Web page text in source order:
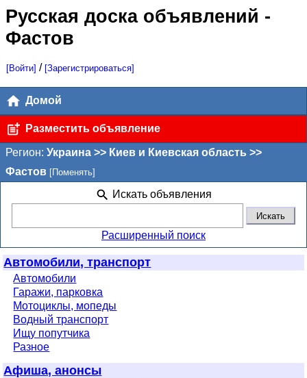
Русская доска объявлений -
Фастов
[Войти] / [Зарегистрироваться]
Домой
Разместить объявление
Регион: Украина >> Киев и Киевская область >>
Фастов [Поменять]
Искать объявления
Расширенный поиск
Автомобили, транспорт
Автомобили
Гаражи, парковка
Мотоциклы, мопеды
Водный транспорт
Ищу попутчика
Разное
Афиша, анонсы